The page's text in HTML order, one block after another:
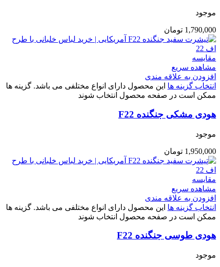
موجود
1,790,000 تومان
مقایسه
مشاهده سریع
افزودن به علاقه مندی
انتخاب گزینه ها این محصول دارای انواع مختلفی می باشد. گزینه ها
ممکن است در صفحه محصول انتخاب شوند
هودی مشکی جنگنده F22
موجود
1,950,000 تومان
مقایسه
مشاهده سریع
افزودن به علاقه مندی
انتخاب گزینه ها این محصول دارای انواع مختلفی می باشد. گزینه ها
ممکن است در صفحه محصول انتخاب شوند
هودی طوسی جنگنده F22
موجود